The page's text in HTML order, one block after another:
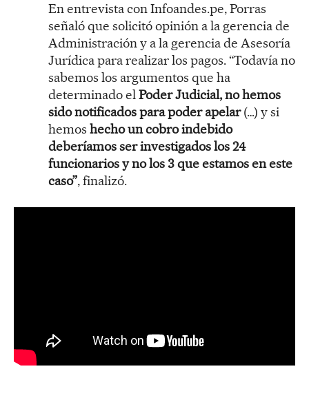
En entrevista con Infoandes.pe, Porras
señaló que solicitó opinión a la gerencia de
Administración y a la gerencia de Asesoría
Jurídica para realizar los pagos. “Todavía no
sabemos los argumentos que ha
determinado elPoder Judicial, no hemos
sido notificados para poder apelar(…) y si
hemos hecho un cobro indebido
deberíamos ser investigados los 24
funcionarios y no los 3 que estamos en este
caso”, finalizó.